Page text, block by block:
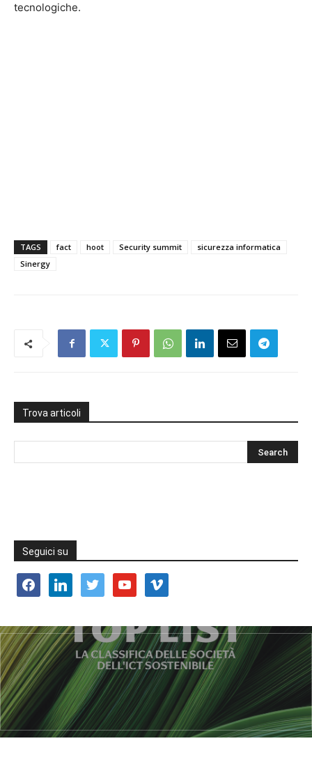
tecnologiche.
TAGS fact hoot Security summit
sicurezza informatica
Sinergy
Trova articoli
Seguici su
facebooklinkedin twitter youtube vimeo